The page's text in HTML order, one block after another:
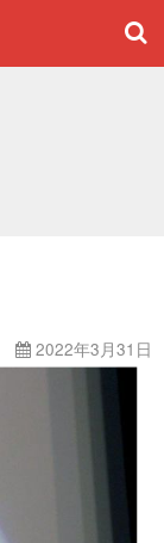
2022年3月31日